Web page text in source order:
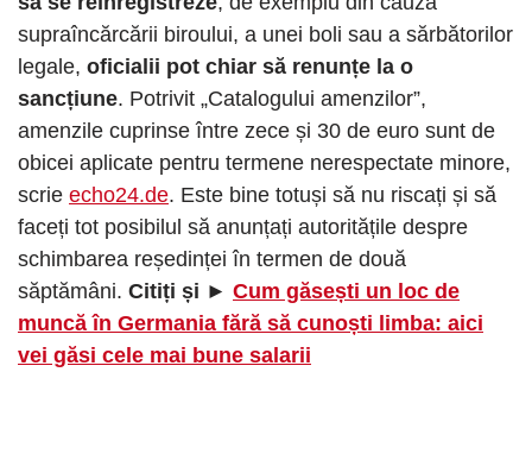
supraîncărcării biroului, a unei boli sau a sărbătorilor
legale, oficialii pot chiar să renunțe la o
sancțiune. Potrivit „Catalogului amenzilor”,
amenzile cuprinse între zece și 30 de euro sunt de
obicei aplicate pentru termene nerespectate minore,
scrie echo24.de. Este bine totuși să nu riscați și să
faceți tot posibilul să anunțați autoritățile despre
schimbarea reședinței în termen de două
săptămâni. Citiți și ► Cum găsești un loc de
muncă în Germania fără să cunoști limba: aici
vei găsi cele mai bune salarii